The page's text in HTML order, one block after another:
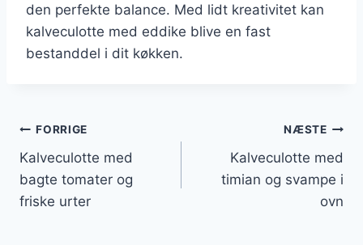
den perfekte balance. Med lidt kreativitet kan
kalveculotte med eddike blive en fast
bestanddel i dit køkken.
Indlægsnavigation
FORRIGE
Kalveculotte med
bagte tomater og
friske urter
NÆSTE
Kalveculotte med
timian og svampe i
ovn